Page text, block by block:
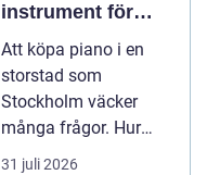
instrument för
hem och scen
Att köpa piano i en
storstad som
Stockholm väcker
många frågor. Hur
hittar man ett
31 juli 2026